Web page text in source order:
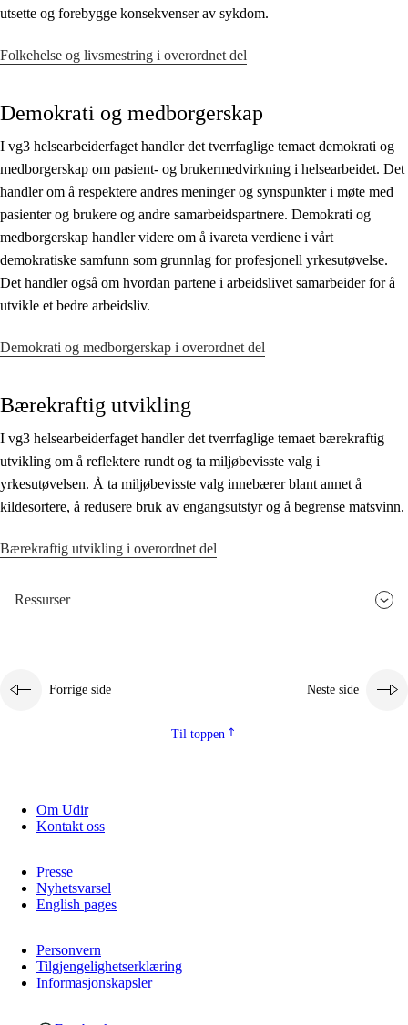
utsette og forebygge konsekvenser av sykdom.
Folkehelse og livsmestring i overordnet del
Demokrati og medborgerskap
I vg3 helsearbeiderfaget handler det tverrfaglige temaet demokrati og
medborgerskap om pasient- og brukermedvirkning i helsearbeidet. Det
handler om å respektere andres meninger og synspunkter i møte med
pasienter og brukere og andre samarbeidspartnere. Demokrati og
medborgerskap handler videre om å ivareta verdiene i vårt
demokratiske samfunn som grunnlag for profesjonell yrkesutøvelse.
Det handler også om hvordan partene i arbeidslivet samarbeider for å
utvikle et bedre arbeidsliv.
Demokrati og medborgerskap i overordnet del
Bærekraftig utvikling
I vg3 helsearbeiderfaget handler det tverrfaglige temaet bærekraftig
utvikling om å reflektere rundt og ta miljøbevisste valg i
yrkesutøvelsen. Å ta miljøbevisste valg innebærer blant annet å
kildesortere, å redusere bruk av engangsutstyr og å begrense matsvinn.
Bærekraftig utvikling i overordnet del
Ressurser
Forrige side Neste side
Til toppen
Om Udir
Kontakt oss
Presse
Nyhetsvarsel
English pages
Personvern
Tilgjengelighetserklæring
Informasjonskapsler